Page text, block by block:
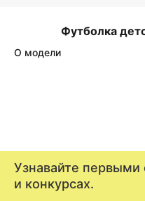
Футболка
О модели
Узнавайте первыми
и конкурсах.